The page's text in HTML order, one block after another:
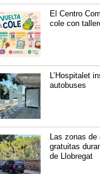
El Centro
cole con
L’Hospitalet
autobuses
Las zonas
gratuitas
de Llobregat